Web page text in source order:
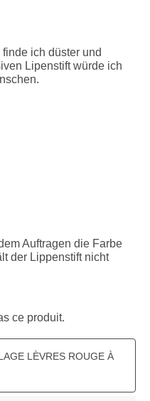
ich düster und
Lipenstift würde ich
Auftragen die Farbe
der Lippenstift nicht
ce produit.
LÈVRES ROUGE À